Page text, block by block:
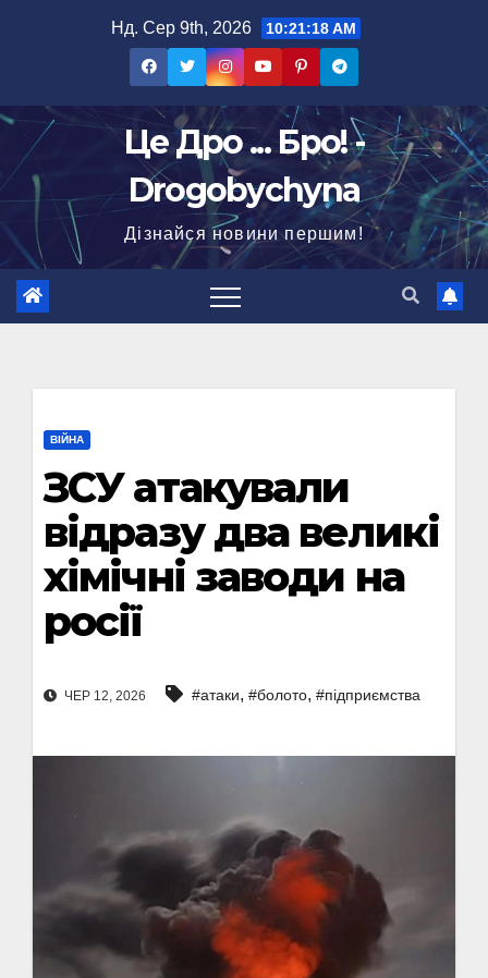
Нд. Сер 9th, 2026 10:21:19 AM
Це Дро ... Бро! -
Drogobychyna
Дізнайся новини першим!
ВІЙНА
ЗСУ атакували
відразу два великі
хімічні заводи на
росії
ЧЕР 12, 2026 #атаки, #болото, #підприємства